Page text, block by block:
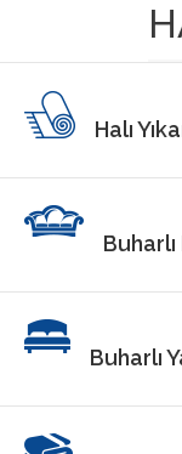
Halı
Buharlı